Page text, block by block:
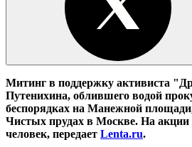
Митинг в поддержку активиста
Путенихина, облившего водой
беспорядках на Манежной площади,
Чистых прудах в Москве. На акции
человек, передает Lenta.ru.